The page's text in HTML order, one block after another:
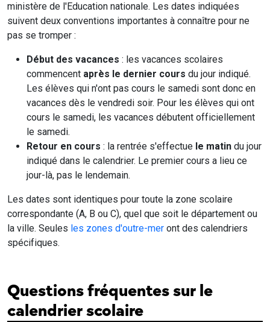
ministère de l'Education nationale. Les dates indiquées
suivent deux conventions importantes à connaître pour ne
pas se tromper :
Début des vacances : les vacances scolaires
commencent après le dernier cours du jour indiqué.
Les élèves qui n'ont pas cours le samedi sont donc en
vacances dès le vendredi soir. Pour les élèves qui ont
cours le samedi, les vacances débutent officiellement
le samedi.
Retour en cours : la rentrée s'effectue le matin du jour
indiqué dans le calendrier. Le premier cours a lieu ce
jour-là, pas le lendemain.
Les dates sont identiques pour toute la zone scolaire
correspondante (A, B ou C), quel que soit le département ou
la ville. Seules les zones d'outre-mer ont des calendriers
spécifiques.
Questions fréquentes sur le
calendrier scolaire